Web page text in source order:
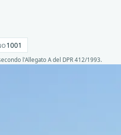
1001
l'Allegato A del DPR 412/1993.